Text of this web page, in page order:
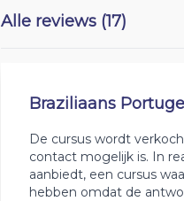
Alle reviews (17)
Braziliaans
De cursus wordt
contact mogelijk is. In
aanbiedt, een cursus
hebben omdat de